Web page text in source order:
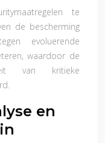
te
de bescherming
evoluerende
waardoor de
van kritieke
en